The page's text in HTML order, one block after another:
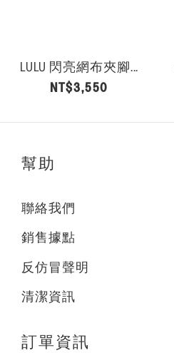
LULU 閃亮網布夾腳...
NT$3,550
幫助
聯絡我們
銷售據點
反仿冒聲明
清潔資訊
訂單資訊